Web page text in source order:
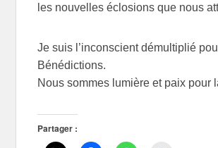
les nouvelles éclosions que nous
Je suis l’inconscient démultiplié
Bénédictions.
Nous sommes lumière et paix pour
Partager :